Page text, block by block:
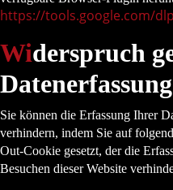
https://tools.google.com/
Widerspruch
Datenerfassung
Sie können die Erfassung Ihrer
verhindern, indem Sie auf
Out-Cookie gesetzt, der die
Besuchen dieser Website